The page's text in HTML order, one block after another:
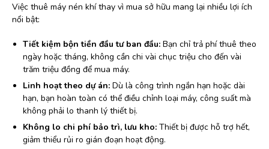
Việc thuê máy nén khí thay vì mua sở hữu mang lại nhiều lợi ích
nổi bật:
Tiết kiệm bộn tiền đầu tư ban đầu: Bạn chỉ trả phí thuê theo
ngày hoặc tháng, không cần chi vài chục triệu cho đến vài
trăm triệu đồng để mua máy.
Linh hoạt theo dự án: Dù là công trình ngắn hạn hoặc dài
hạn, bạn hoàn toàn có thể điều chỉnh loại máy, công suất mà
không phải lo thanh lý thiết bị.
Không lo chi phí bảo trì, lưu kho: Thiết bị được hỗ trợ hết,
giảm thiểu rủi ro gián đoạn hoạt động.